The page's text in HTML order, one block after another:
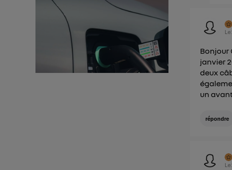
Le
Bonjour
janvier
deux
un
répondre
Le
Pour une
Vous